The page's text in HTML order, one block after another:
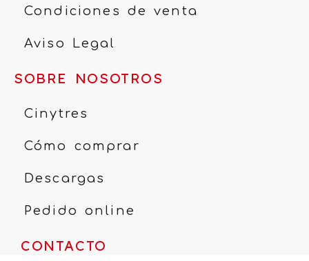
Condiciones de venta
Aviso Legal
SOBRE NOSOTROS
Cinytres
Cómo comprar
Descargas
Pedido online
CONTACTO